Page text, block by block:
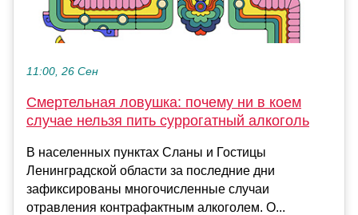
11:00, 26 Сен
Смертельная ловушка: почему ни в коем
случае нельзя пить суррогатный алкоголь
В населенных пунктах Сланы и Гостицы
Ленинградской области за последние дни
зафиксированы многочисленные случаи
отравления контрафактным алкоголем. О...